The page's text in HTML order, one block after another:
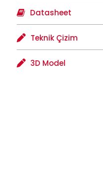
Datasheet
Teknik Çizim
3D Model